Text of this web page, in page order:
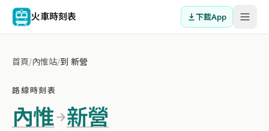
火車時刻表 下載App
首頁/內惟站/到 新營
路線時刻表
內惟 新營